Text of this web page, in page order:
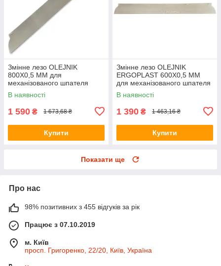
Змінне лезо OLEJNIK
800Х0,5 ММ для
механізованого шпателя
В наявності
1 590 ₴ 1 673,68 ₴
Купити
Змінне лезо OLEJNIK
ERGOPLAST 600Х0,5 ММ
для механізованого шпателя
В наявності
1 390 ₴ 1 463,16 ₴
Купити
Показати ще
Про нас
98% позитивних з 455 відгуків за рік
Працює з 07.10.2019
м. Київ
просп. Григоренко, 22/20, Київ, Україна